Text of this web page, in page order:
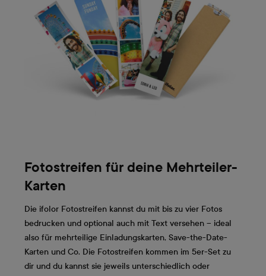
Fotostreifen für deine Mehrteiler-
Karten
Die ifolor Fotostreifen kannst du mit bis zu vier Fotos
bedrucken und optional auch mit Text versehen – ideal
also für mehrteilige Einladungskarten, Save-the-Date-
Karten und Co. Die Fotostreifen kommen im 5er-Set zu
dir und du kannst sie jeweils unterschiedlich oder